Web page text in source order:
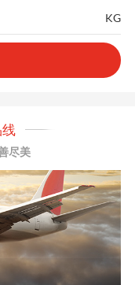
KG
尽美